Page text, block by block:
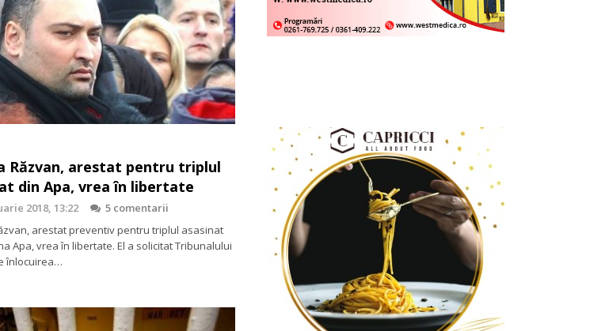
Răzvan, arestat pentru triplul
din Apa, vrea în libertate
2018, 13:22
5 comentarii
arestat preventiv pentru triplul asasinat
Apa, vrea în libertate. El a solicitat Tribunalului
înlocuirea…